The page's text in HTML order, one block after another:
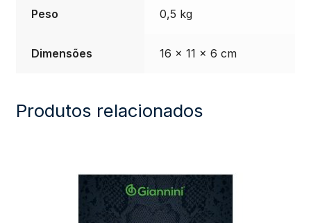
Peso 0,5 kg
Dimensões 16 × 11 × 6 cm
Produtos relacionados